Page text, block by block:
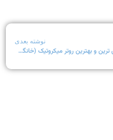
نوشته بعدی
پرفروش ترین و بهترین روتر میکروتیک (خانگی و اداری) 5 مدل